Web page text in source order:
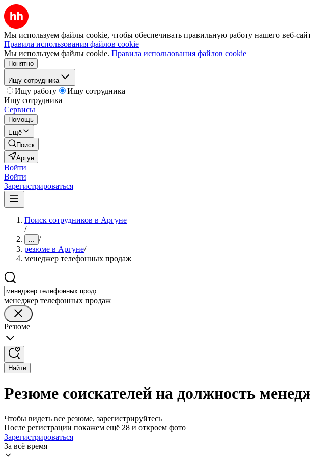
Мы используем файлы cookie, чтобы обеспечивать правильную работу нашего веб-
Правила использования файлов cookie
Мы используем файлы cookie. Правила использования файлов cookie
Понятно
Ищу сотрудника
Ищу работу
Ищу сотрудника
Ищу сотрудника
Сервисы
Помощь
Ещё
Поиск
Аргун
Войти
Войти
Зарегистрироваться
Поиск сотрудников в Аргуне
/
... /
резюме в Аргуне/
менеджер телефонных продаж
менеджер телефонных продаж
Резюме
Найти
Резюме соискателей на должность
Чтобы видеть все резюме, зарегистрируйтесь
После регистрации покажем ещё 28 и откроем фото
Зарегистрироваться
За всё время